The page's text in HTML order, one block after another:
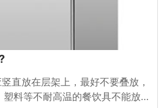
直放在层架上，最好不要叠放，
料等不耐高温的餐饮具不能放在